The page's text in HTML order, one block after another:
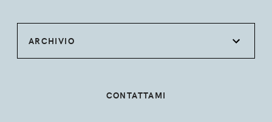
ARCHIVIO
CONTATTAMI